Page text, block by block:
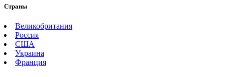
Страны
Великобритания
Россия
США
Украина
Франция